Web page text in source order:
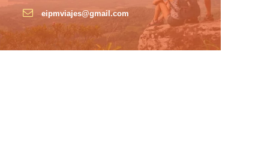
eipmviajes@gmail.com